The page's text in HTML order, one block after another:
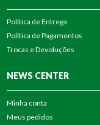
Política de Entrega
Política de Pagamentos
Trocas e Devoluções
NEWS CENTER
Minha conta
Meus pedidos